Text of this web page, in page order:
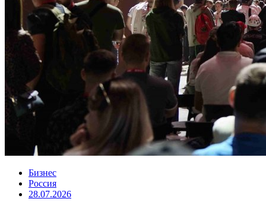
Бизнес
Россия
28.07.2026